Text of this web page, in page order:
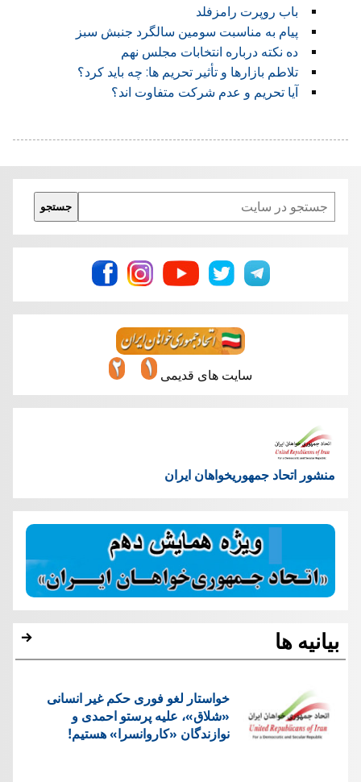
باب روپرت رامزفلد
پیام به مناسبت سومین سالگرد جنبش سبز
ده نکته درباره انتخابات مجلس نهم
تلاطم بازارها و تأثیر تحریم ها: چه باید کرد؟
آیا تحریم و عدم شرکت متفاوت اند؟
Search
جستجو
سایت های قدیمی
منشور اتحاد جمهوریخواهان ایران
بیانیه ها
خواستار لغو فوری حکم غیر انسانی
«شلاق»، علیه پرستو احمدی و
نوازندگان «کاروانسرا» هستیم!